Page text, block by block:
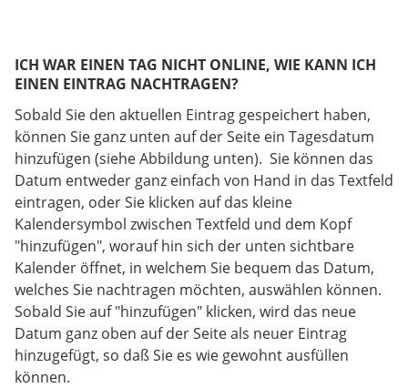
ICH WAR EINEN TAG NICHT ONLINE, WIE KANN ICH
EINEN EINTRAG NACHTRAGEN?
Sobald Sie den aktuellen Eintrag gespeichert haben,
können Sie ganz unten auf der Seite ein Tagesdatum
hinzufügen (siehe Abbildung unten). Sie können das
Datum entweder ganz einfach von Hand in das Textfeld
eintragen, oder Sie klicken auf das kleine
Kalendersymbol zwischen Textfeld und dem Kopf
"hinzufügen", worauf hin sich der unten sichtbare
Kalender öffnet, in welchem Sie bequem das Datum,
welches Sie nachtragen möchten, auswählen können.
Sobald Sie auf "hinzufügen" klicken, wird das neue
Datum ganz oben auf der Seite als neuer Eintrag
hinzugefügt, so daß Sie es wie gewohnt ausfüllen
können.